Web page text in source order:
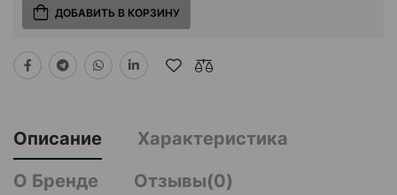
ДОБАВИТЬ В КОРЗИНУ
Описание
Характеристика
О Бренде
Отзывы(0)